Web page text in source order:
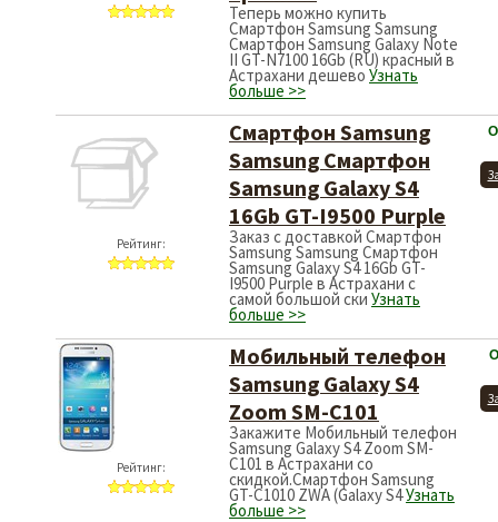
Теперь можно купить
Смартфон Samsung Samsung
Смартфон Samsung Galaxy Note
II GT-N7100 16Gb (RU) красный в
Астрахани дешево Узнать
больше >>
Рейтинг:
Смартфон Samsung
Samsung Смартфон
Samsung Galaxy S4
16Gb GT-I9500 Purple
Заказ с доставкой Смартфон
Samsung Samsung Смартфон
Samsung Galaxy S4 16Gb GT-
I9500 Purple в Астрахани с
самой большой ски Узнать
больше >>
Рейтинг:
Мобильный телефон
Samsung Galaxy S4
Zoom SM-C101
Закажите Мобильный телефон
Samsung Galaxy S4 Zoom SM-
C101 в Астрахани со
скидкой.Смартфон Samsung
GT-C1010 ZWA (Galaxy S4Узнать
больше >>